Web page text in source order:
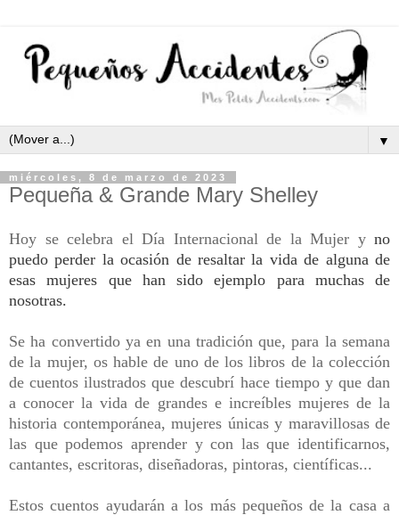
▼
miércoles, 8 de marzo de 2023
Pequeña & Grande Mary Shelley
Hoy se celebra el Día Internacional de la Mujer y no
puedo perder la ocasión de resaltar la vida de alguna de
esas mujeres que han sido ejemplo para muchas de
nosotras.
Se ha convertido ya en una tradición que, para la semana
de la mujer, os hable de uno de los libros de la colección
de cuentos ilustrados que descubrí hace tiempo y que dan
a conocer la vidade grandes e increíbles mujeres de la
historia contemporánea, mujeres únicas y maravillosas de
las que podemos aprender y con las que identificarnos,
cantantes, escritoras, diseñadoras, pintoras, científicas...
Estos cuentos ayudarán a los más pequeños de la casa a